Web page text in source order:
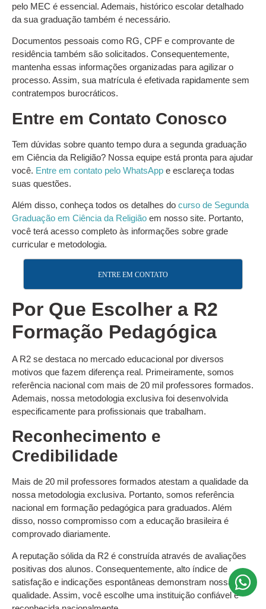
pelo MEC é essencial. Ademais, histórico escolar detalhado
da sua graduação também é necessário.
Documentos pessoais como RG, CPF e comprovante de
residência também são solicitados. Consequentemente,
mantenha essas informações organizadas para agilizar o
processo. Assim, sua matrícula é efetivada rapidamente sem
contratempos burocráticos.
Entre em Contato Conosco
Tem dúvidas sobre quanto tempo dura a segunda graduação
em Ciência da Religião? Nossa equipe está pronta para ajudar
você. Entre em contato pelo WhatsApp e esclareça todas
suas questões.
Além disso, conheça todos os detalhes do curso de Segunda
Graduação em Ciência da Religião em nosso site. Portanto,
você terá acesso completo às informações sobre grade
curricular e metodologia.
ENTRE EM CONTATO
Por Que Escolher a R2
Formação Pedagógica
A R2 se destaca no mercado educacional por diversos
motivos que fazem diferença real. Primeiramente, somos
referência nacional com mais de 20 mil professores formados.
Ademais, nossa metodologia exclusiva foi desenvolvida
especificamente para profissionais que trabalham.
Reconhecimento e
Credibilidade
Mais de 20 mil professores formados atestam a qualidade da
nossa metodologia exclusiva. Portanto, somos referência
nacional em formação pedagógica para graduados. Além
disso, nosso compromisso com a educação brasileira é
comprovado diariamente.
A reputação sólida da R2 é construída através de avaliações
positivas dos alunos. Consequentemente, alto índice de
satisfação e indicações espontâneas demonstram nossa
qualidade. Assim, você escolhe uma instituição confiável e